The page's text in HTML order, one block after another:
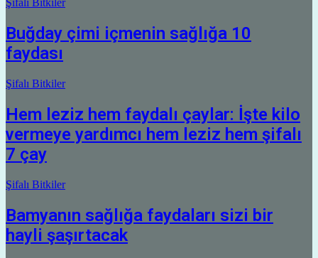
Şifalı Bitkiler
Buğday çimi içmenin sağlığa 10
faydası
Şifalı Bitkiler
Hem leziz hem faydalı çaylar: İşte kilo
vermeye yardımcı hem leziz hem şifalı
7 çay
Şifalı Bitkiler
Bamyanın sağlığa faydaları sizi bir
hayli şaşırtacak